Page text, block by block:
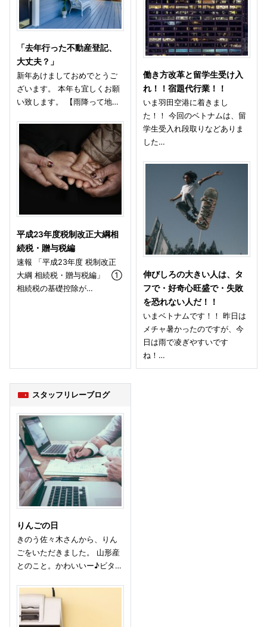
「去年行った不動産登記、
大丈夫？」
新年あけましておめでとうご
ざいます。 本年も宜しくお願
い致します。 【雨降って地…
平成23年度税制改正大綱相
続税・贈与税編
速報 「平成23年度 税制改正
大綱 相続税・贈与税編」 ①
相続税の基礎控除が…
働き方改革と留学生受け入
れ！！宿題代行業！！
いま羽田空港に着きまし
た！！ 今回のベトナムは、留
学生受入れ段取りなどありま
した…
伸びしろの大きい人は、タ
フで・好奇心旺盛で・失敗
を恐れない人だ！！
いまベトナムです！！ 昨日は
メチャ暑かったのですが、今
日は雨で凌ぎやすいです
ね！…
スタッフリレーブログ
りんごの日
きのう佐々木さんから、りん
ごをいただきました。 山形産
とのこと。かわいいー♪ビタ…